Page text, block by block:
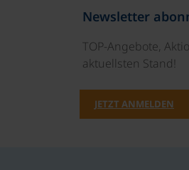
Newsletter
TOP-Angebote,
aktuellsten Stand!
JETZT ANMELDEN